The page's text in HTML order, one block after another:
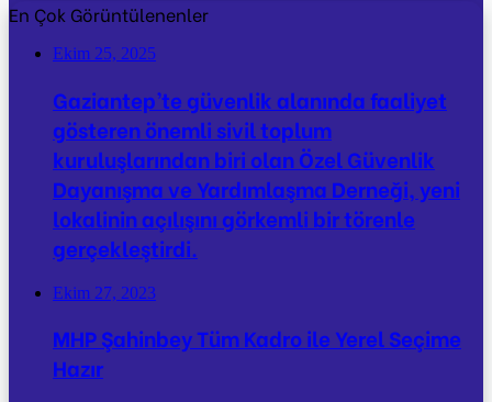
En Çok Görüntülenenler
Ekim 25, 2025
Gaziantep’te güvenlik alanında faaliyet
gösteren önemli sivil toplum
kuruluşlarından biri olan Özel Güvenlik
Dayanışma ve Yardımlaşma Derneği, yeni
lokalinin açılışını görkemli bir törenle
gerçekleştirdi.
Ekim 27, 2023
MHP Şahinbey Tüm Kadro ile Yerel Seçime
Hazır